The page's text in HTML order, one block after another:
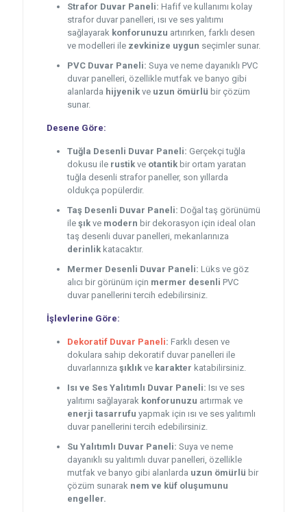
Strafor Duvar Paneli: Hafif ve kullanımı kolay
strafor duvar panelleri, ısı ve ses yalıtımı
sağlayarak konforunuzu artırırken, farklı desen
ve modelleri ile zevkinize uygun seçimler sunar.
PVC Duvar Paneli: Suya ve neme dayanıklı PVC
duvar panelleri, özellikle mutfak ve banyo gibi
alanlarda hijyenikve uzun ömürlü bir çözüm
sunar.
Desene Göre:
Tuğla Desenli Duvar Paneli: Gerçekçi tuğla
dokusu ile rustikve otantikbir ortam yaratan
tuğla desenli strafor paneller, son yıllarda
oldukça popülerdir.
Taş Desenli Duvar Paneli: Doğal taş görünümü
ile şıkve modern bir dekorasyon için ideal olan
taş desenli duvar panelleri, mekanlarınıza
derinlikkatacaktır.
Mermer Desenli Duvar Paneli: Lüks ve göz
alıcı bir görünüm için mermer desenli PVC
duvar panellerini tercih edebilirsiniz.
İşlevlerine Göre:
Dekoratif Duvar Paneli: Farklı desen ve
dokulara sahip dekoratif duvar panelleri ile
duvarlarınıza şıklıkve karakter katabilirsiniz.
Isı ve Ses Yalıtımlı Duvar Paneli: Isı ve ses
yalıtımı sağlayarak konforunuzu artırmak ve
enerji tasarrufu yapmak için ısı ve ses yalıtımlı
duvar panellerini tercih edebilirsiniz.
Su Yalıtımlı Duvar Paneli: Suya ve neme
dayanıklı su yalıtımlı duvar panelleri, özellikle
mutfak ve banyo gibi alanlarda uzun ömürlü bir
çözüm sunarak nem ve küf oluşumunu
engeller.